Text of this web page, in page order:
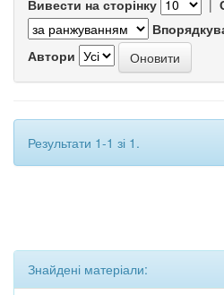
Вивести на сторінку |
Автори
Результати 1-1 зі 1.
Знайдені матеріали: